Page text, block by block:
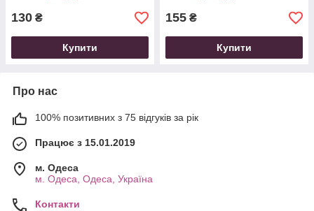
130 ₴
Купити
155 ₴
Купити
Про нас
100% позитивних з 75 відгуків за рік
Працює з 15.01.2019
м. Одеса
м. Одеса, Одеса, Україна
Контакти